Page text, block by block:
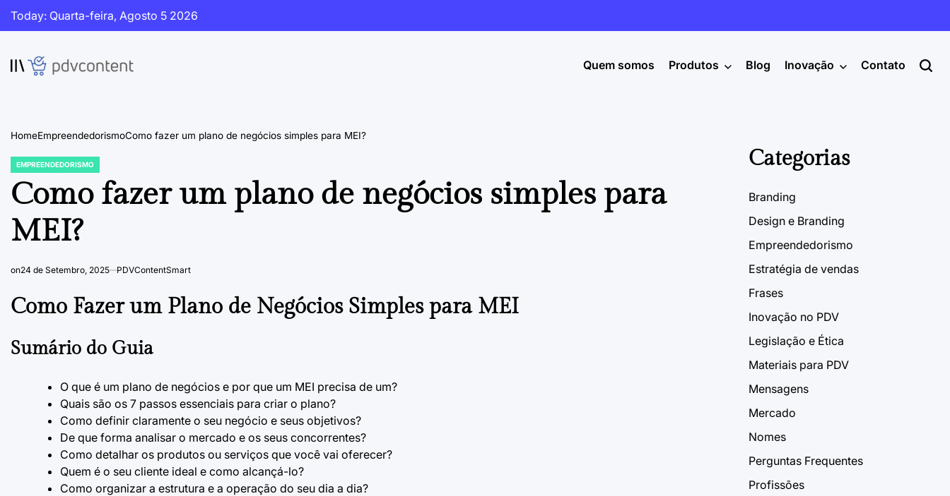
Skip
Today: Quarta-feira, Agosto 5 2026
PDVContent
Quem somos Produtos Blog Inovação Contato
HomeEmpreendedorismoComo fazer um plano de negócios simples para MEI?
POSTED
EMPREENDEDORISMO
Como fazer um plano de negócios simples para
MEI?
on24 de Setembro, 2025 PDVContentSmart
Como Fazer um Plano de Negócios Simples para MEI
Sumário do Guia
O que é um plano de negócios e por que um MEI precisa de um?
Quais são os 7 passos essenciais para criar o plano?
Como definir claramente o seu negócio e seus objetivos?
De que forma analisar o mercado e os seus concorrentes?
Como detalhar os produtos ou serviços que você vai oferecer?
Quem é o seu cliente ideal e como alcançá-lo?
Como organizar a estrutura e a operação do seu dia a dia?
Categorias
Branding
Design e Branding
Empreendedorismo
Estratégia de vendas
Frases
Inovação no PDV
Legislação e Ética
Materiais para PDV
Mensagens
Mercado
Nomes
Perguntas Frequentes
Profissões